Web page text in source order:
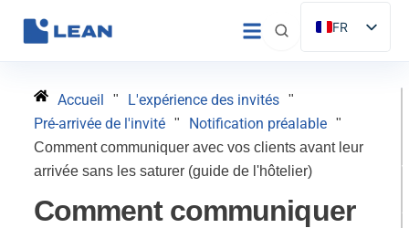
FR
ES
IT
DE
Accueil " L'expérience des invités "
Pré-arrivée de l'invité " Notification préalable "
Comment communiquer avec vos clients avant leur
arrivée sans les saturer (guide de l'hôtelier)
Comment communiquer